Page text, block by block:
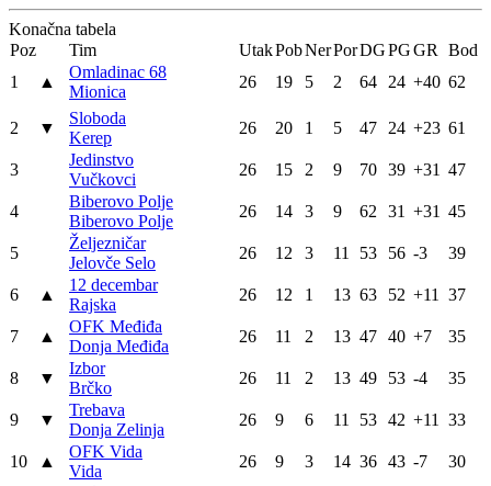
Konačna tabela
Poz
Tim UtakPobNerPorDGPGGR
Bod
1
▲
Omladinac 68
Mionica
26 19 5 2 64 24 +40 62
2 ▼
Sloboda
Kerep
26 20 1 5 47 24 +23 61
3
Jedinstvo
Vučkovci
26 15 2 9 70 39 +31 47
4
Biberovo Polje
Biberovo Polje
26 14 3 9 62 31 +31 45
5
Željezničar
Jelovče Selo
26 12 3 11 53 56 -3 39
6 ▲
12 decembar
Rajska
26 12 1 13 63 52 +11 37
7 ▲
OFK Međiđa
Donja Međiđa
26 11 2 13 47 40 +7 35
8 ▼
Izbor
Brčko
26 11 2 13 49 53 -4 35
9 ▼
Trebava
Donja Zelinja
26 9 6 11 53 42 +11 33
10 ▲
OFK Vida
Vida
26 9 3 14 36 43 -7 30